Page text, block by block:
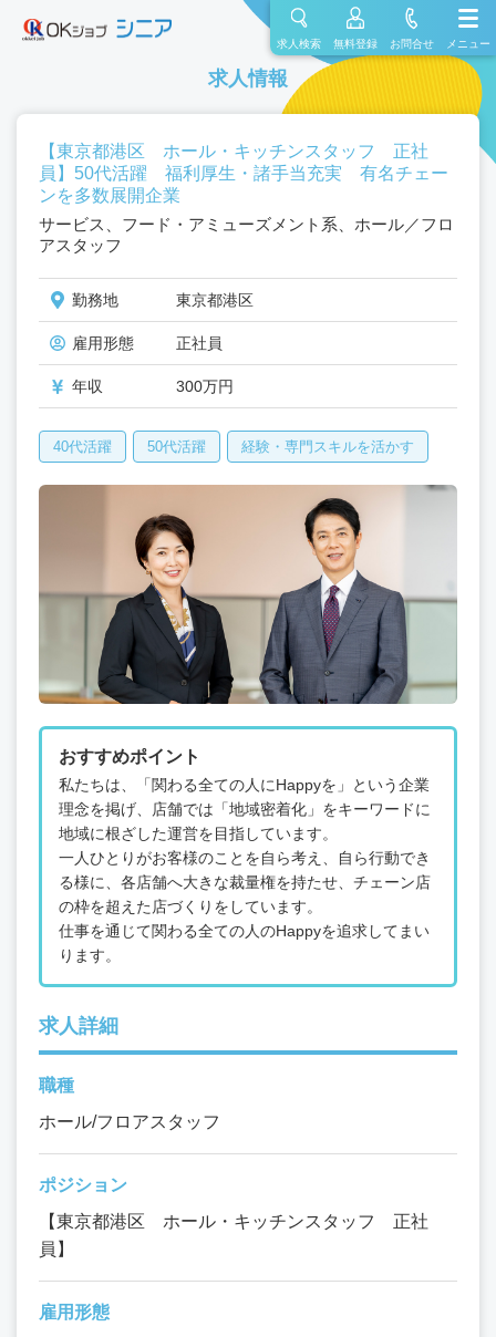
求人検索 無料登録 お問合せ メニュー
求人情報
【東京都港区 ホール・キッチンスタッフ 正社
員】50代活躍 福利厚生・諸手当充実 有名チェー
ンを多数展開企業
サービス、フード・アミューズメント系、ホール／フロ
アスタッフ
勤務地 東京都港区
雇用形態 正社員
年収 300万円
40代活躍 50代活躍 経験・専門スキルを活かす
おすすめポイント
私たちは、「関わる全ての人にHappyを」という企業
理念を掲げ、店舗では「地域密着化」をキーワードに
地域に根ざした運営を目指しています。
一人ひとりがお客様のことを自ら考え、自ら行動でき
る様に、各店舗へ大きな裁量権を持たせ、チェーン店
の枠を超えた店づくりをしています。
仕事を通じて関わる全ての人のHappyを追求してまい
ります。
求人詳細
職種
ホール/フロアスタッフ
ポジション
【東京都港区 ホール・キッチンスタッフ 正社
員】
雇用形態